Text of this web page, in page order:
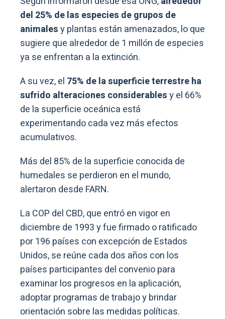
del 25% de las especies de grupos de
animalesy plantas están amenazados, lo que
sugiere que alrededor de 1 millón de especies
ya se enfrentan a la extinción.
A su vez, el 75% de la superficie terrestre ha
sufrido alteraciones considerablesy el 66%
de la superficie oceánica está
experimentando cada vez más efectos
acumulativos.
Más del 85% de la superficie conocida de
humedales se perdieron en el mundo,
alertaron desde FARN.
La COP del CBD, que entró en vigor en
diciembre de 1993 y fue firmado o ratificado
por 196 países con excepción de Estados
Unidos, se reúne cada dos años con los
países participantes del convenio para
examinar los progresos en la aplicación,
adoptar programas de trabajo y brindar
orientación sobre las medidas políticas.